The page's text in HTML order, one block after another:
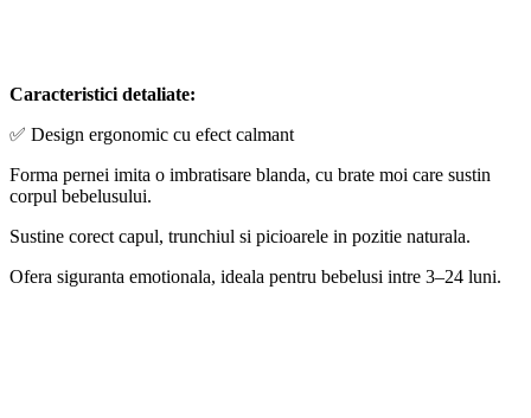
Caracteristici detaliate:
✅ Design ergonomic cu efect calmant
Forma pernei imita o imbratisare blanda, cu brate moi care sustin
corpul bebelusului.
Sustine corect capul, trunchiul si picioarele in pozitie naturala.
Ofera siguranta emotionala, ideala pentru bebelusi intre 3–24 luni.